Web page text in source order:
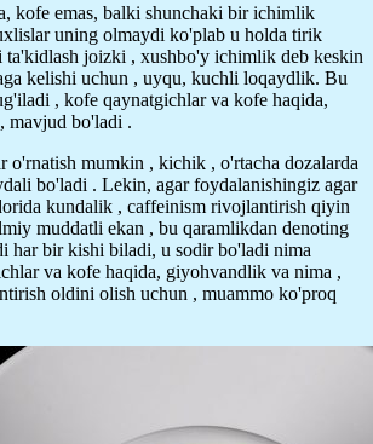
kofe emas, balki shunchaki bir ichimlik
uning olmaydi ko'plab u holda tirik
ta'kidlash joizki , xushbo'y ichimlik deb keskin
kelishi uchun , uyqu, kuchli loqaydlik. Bu
, kofe qaynatgichlar va kofe haqida,
mavjud bo'ladi .
o'rnatish mumkin , kichik , o'rtacha dozalarda
bo'ladi . Lekin, agar foydalanishingiz agar
kundalik , caffeinism rivojlantirish qiyin
muddatli ekan , bu qaramlikdan denoting
har bir kishi biladi, u sodir bo'ladi nima
va kofe haqida, giyohvandlik va nima ,
oldini olish uchun , muammo ko'proq